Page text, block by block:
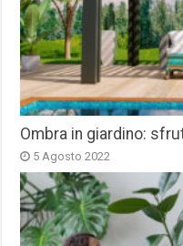
Ombra in giardino:
5 Agosto 2022